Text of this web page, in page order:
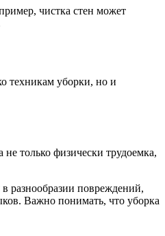
чистка стен может
техникам уборки, но и
только физически трудоемка,
разнообразии повреждений,
Важно понимать, что уборка